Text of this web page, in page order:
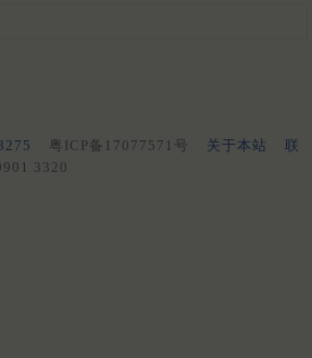
粤ICP备17077571号 关于本站
联
3320